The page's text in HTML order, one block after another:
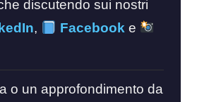
discutendo sui nostri
, Facebook e
o un approfondimento da